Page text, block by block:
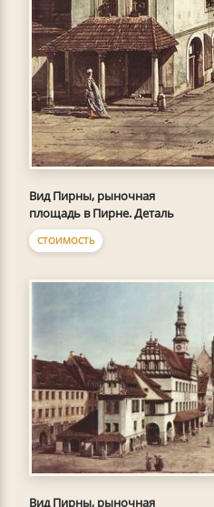
Вид Пирны, рыночная
площадь в Пирне. Деталь
СТОИМОСТЬ
Вид Пирны, рыночная